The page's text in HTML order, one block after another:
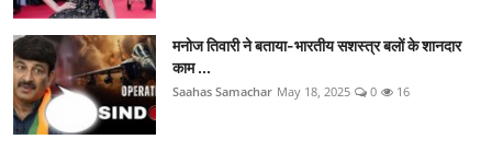
मनोज तिवारी ने बताया-भारतीय सशस्त्र बलों के शानदार
काम ...
Saahas Samachar May 18, 2025 0 16